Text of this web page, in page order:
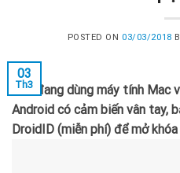
POSTED ON 03/03/2018
03
Th3
Nếu đang dùng máy tính
Android có cảm biến vân tay,
DroidID (miễn phí) để mở